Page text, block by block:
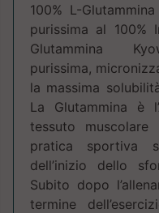
100% L-
purissima al 100%
Glutammina
purissima,
la massima
La Glutammina è
tessuto
pratica sportiva
dell’inizio dello
Subito dopo
termine